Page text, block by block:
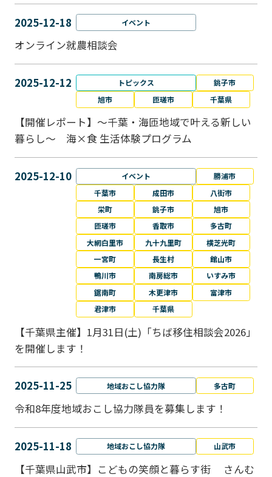
2025-12-18 イベント
オンライン就農相談会
2025-12-12 トピックス
銚子市
旭市
匝瑳市 千葉県
【開催レポート】～千葉・海匝地域で叶える新しい
暮らし～ 海×食 生活体験プログラム
2025-12-10 イベント
勝浦市
千葉市
成田市
八街市
栄町
銚子市
旭市
匝瑳市
香取市
多古町
大網白里市
九十九里町
横芝光町
一宮町
長生村
館山市
鴨川市
南房総市
いすみ市
鋸南町
木更津市
富津市
君津市
千葉県
【千葉県主催】1月31日(土)「ちば移住相談会2026」
を開催します！
2025-11-25 地域おこし協力隊 多古町
令和8年度地域おこし協力隊員を募集します！
2025-11-18 地域おこし協力隊 山武市
【千葉県山武市】こどもの笑顔と暮らす街 さんむ